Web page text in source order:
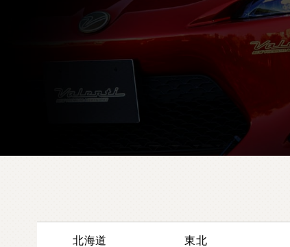
北海道 東北